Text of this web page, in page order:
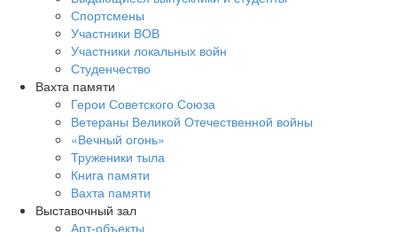
Спортсмены
Участники ВОВ
Участники локальных войн
Студенчество
Вахта памяти
Герои Советского Союза
Ветераны Великой Отечественной войны
«Вечный огонь»
Труженики тыла
Книга памяти
Вахта памяти
Выставочный зал
Арт-объекты